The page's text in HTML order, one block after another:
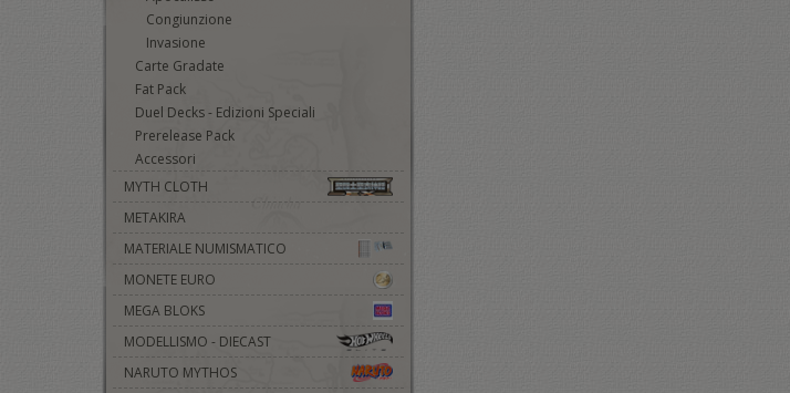
Congiunzione
Invasione
Carte Gradate
Fat Pack
Duel Decks - Edizioni Speciali
Prerelease Pack
Accessori
MYTH CLOTH
METAKIRA
MATERIALE NUMISMATICO
MONETE EURO
MEGA BLOKS
MODELLISMO - DIECAST
NARUTO MYTHOS